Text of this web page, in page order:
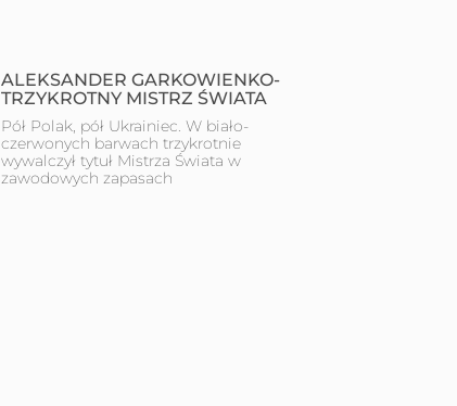
ALEKSANDER GARKOWIENKO-
TRZYKROTNY MISTRZ ŚWIATA
Pół Polak, pół Ukrainiec. W biało-
czerwonych barwach trzykrotnie
wywalczył tytuł Mistrza Świata w
zawodowych zapasach